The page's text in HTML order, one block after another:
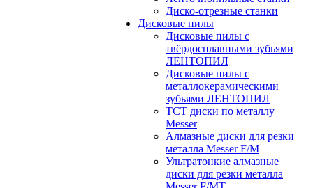
Диско-отрезные станки
Дисковые пилы
Дисковые пилы с
твёрдосплавными зубьями
ЛЕНТОПИЛ
Дисковые пилы с
металлокерамическими
зубьями ЛЕНТОПИЛ
ТСТ диски по металлу
Messer
Алмазные диски для резки
металла Messer F/M
Ультратонкие алмазные
диски для резки металла